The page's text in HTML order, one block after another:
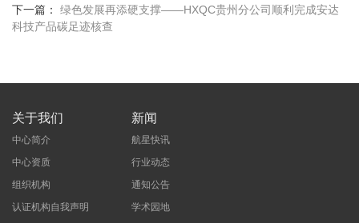
下一篇： 绿色发展再添硬支撑——HXQC贵州分公司顺利完成安达
科技产品碳足迹核查
关于我们
中心简介
中心资质
组织机构
认证机构自我声明
新闻
航星快讯
行业动态
通知公告
学术园地